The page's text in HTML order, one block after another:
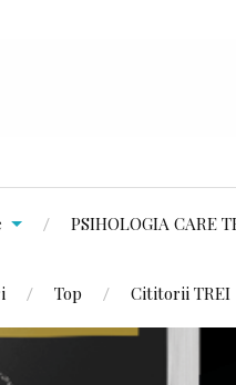
PSIHOLOGIA CARE
Top Cititorii TREI